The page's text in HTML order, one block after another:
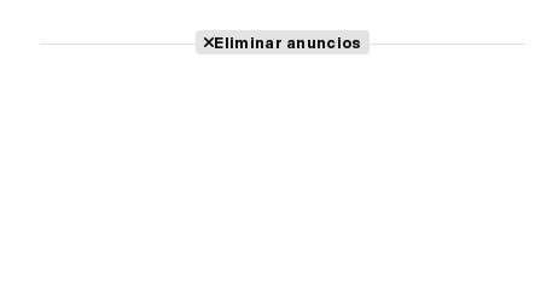
Eliminar anuncios